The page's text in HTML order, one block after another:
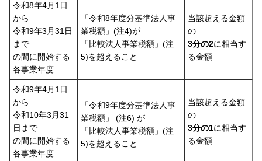
令和8年4月1日
から
令和9年3月31日
まで
の間に開始する
各事業年度
「令和8年度分基準法人事
業税額」(注4)が
「比較法人事業税額」(注
5)を超えること
当該超える金額
の
3分の2に相当す
る金額
令和9年4月1日
から
令和10年3月31
日まで
の間に開始する
各事業年度
「令和9年度分基準法人事
業税額」 (注6) が
「比較法人事業税額」(注
5)を超えること
当該超える金額
の
3分の1に相当す
る金額